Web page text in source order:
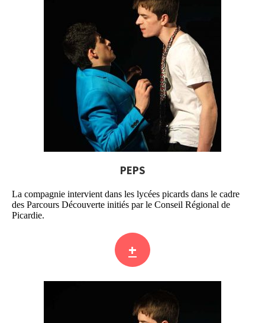
PEPS
La compagnie intervient dans les lycées picards dans le cadre
des Parcours Découverte initiés par le Conseil Régional de
Picardie.
+